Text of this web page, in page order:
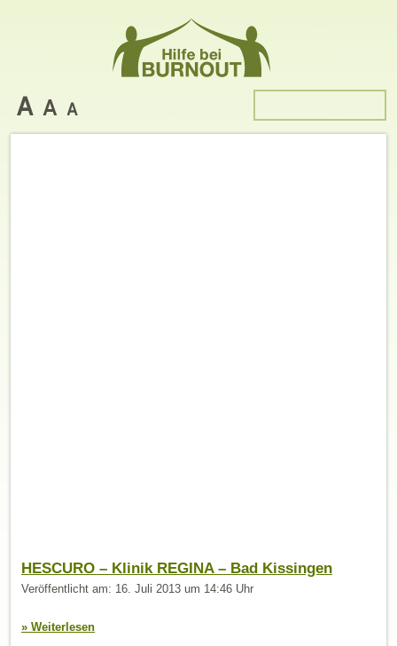
HESCURO – Klinik REGINA – Bad Kissingen
Veröffentlicht am: 16. Juli 2013 um 14:46 Uhr
» Weiterlesen